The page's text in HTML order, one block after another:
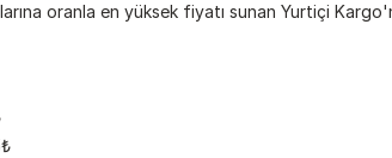
oranla en yüksek fiyatı sunan Yurtiçi